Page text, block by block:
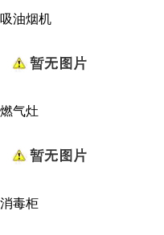
吸油烟机
燃气灶
消毒柜